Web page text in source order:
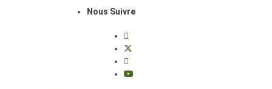
Nous Suivre